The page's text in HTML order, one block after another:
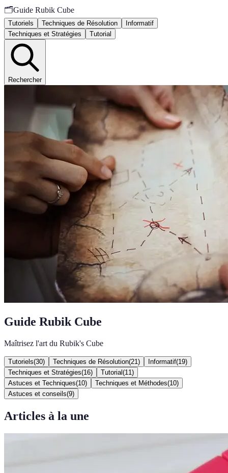
🗂️Guide Rubik Cube
Tutoriels Techniques de Résolution
Informatif
Techniques et Stratégies
Tutorial
Rechercher
Guide Rubik Cube
Maîtrisez l'art du Rubik's Cube
Tutoriels(30) Techniques de Résolution(21 ) Informatif(19)
Techniques et Stratégies(16) Tutorial (11 )
Astuces et Techniques(10) Techniques et Méthodes(10)
Astuces et conseils(9)
Articles à la une